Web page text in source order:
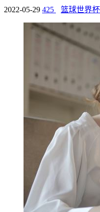
2022-05-29 425 篮球世界